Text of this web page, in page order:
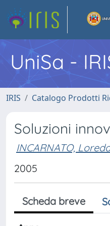
UniSa -
IRIS Catalogo Prodotti
Soluzioni
INCARNATO,
2005
Scheda breve